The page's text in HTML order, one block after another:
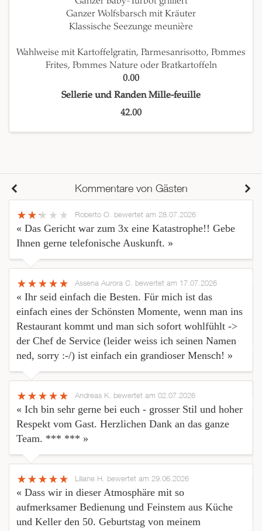
Ganzer Wolfsbarsch mit Kräuter
Klassische Seezunge meunière
Wahlweise mit Kartoffelgratin, Parmesanrisotto, Pommes
Frites, Pommes Nature oder Bratkartoffeln
0.00
Sellerie und Randen Mille-feuille
42.00
Kommentare von Gästen
Roberto O. bewertet am 28.07.2026
« Das Gericht war zum 3x eine Katastrophe!! Gebe
Ihnen gerne telefonische Auskunft. »
Assena Aurora C. bewertet am 17.07.2026
« Ihr seid einfach die Besten. Für mich ist das
einfach eines der Schönsten Momente, wenn man ins
Restaurant kommt und man sich sofort wohlfühlt ->
der Chef de Service (leider weiss ich seinen Namen
ned, sorry :-/) ist einfach ein grandioser Mensch! »
Andreas K. bewertet am 02.07.2026
« Ich bin sehr gerne bei euch - grosser Stil und hoher
Respekt vom Gast. Herzlichen Dank an das ganze
Team. *** *** »
Liliane H. bewertet am 29.06.2026
« Dass wir in dieser Atmosphäre mit so
aufmerksamer Bedienung und Feinstem aus Küche
und Keller den 50. Geburtstag von meinem